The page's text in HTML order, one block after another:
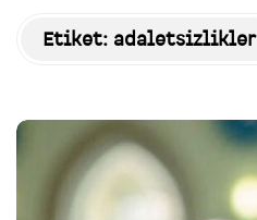
Etiket: adaletsizlikler